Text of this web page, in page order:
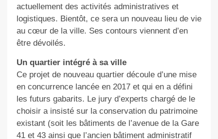
actuellement des activités administratives et
logistiques. Bientôt, ce sera un nouveau lieu de vie
au cœur de la ville. Ses contours viennent d’en
être dévoilés.
Un quartier intégré à sa ville
Ce projet de nouveau quartier découle d’une mise
en concurrence lancée en 2017 et qui en a défini
les futurs gabarits. Le jury d’experts chargé de le
choisir a insisté sur la conservation du patrimoine
existant (soit les bâtiments de l’avenue de la Gare
41 et 43 ainsi que l’ancien bâtiment administratif